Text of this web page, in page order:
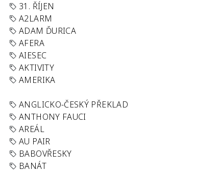
31. ŘÍJEN
A2LARM
ADAM ĎURICA
AFERA
AIESEC
AKTIVITY
AMERIKA
ANGLICKO-ČESKÝ PŘEKLAD
ANTHONY FAUCI
AREÁL
AU PAIR
BABOVŘESKY
BANÁT